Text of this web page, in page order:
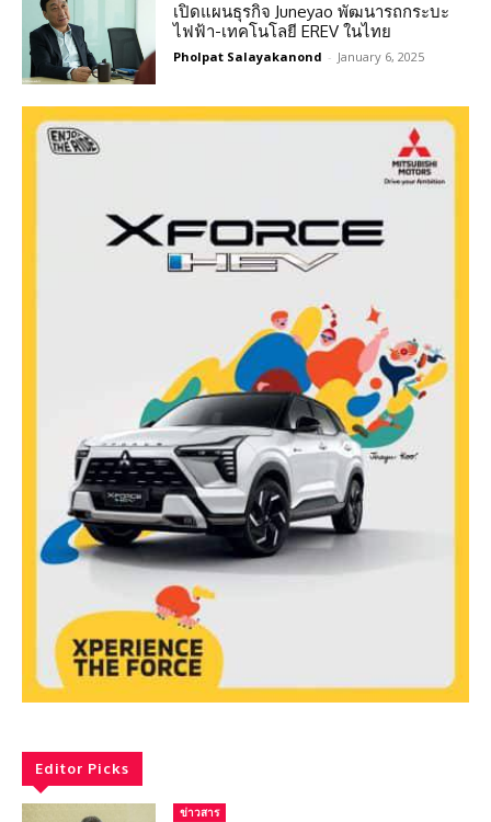
เปิดแผนธุรกิจ Juneyao พัฒนารถกระบะ
ไฟฟ้า-เทคโนโลยี EREV ในไทย
Pholpat Salayakanond - January 6, 2025
Editor Picks
ข่าวสาร